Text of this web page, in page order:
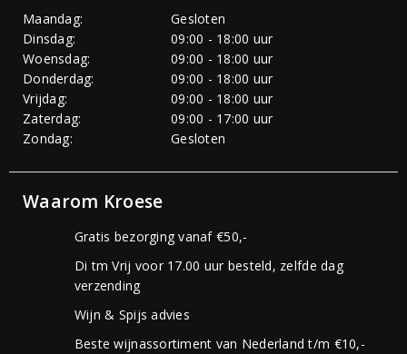
Maandag:
Gesloten
Dinsdag:
09:00 - 18:00 uur
Woensdag:
09:00 - 18:00 uur
Donderdag:
09:00 - 18:00 uur
Vrijdag:
09:00 - 18:00 uur
Zaterdag:
09:00 - 17:00 uur
Zondag:
Gesloten
Waarom Kroese
Gratis bezorging vanaf €50,-
Di tm Vrij voor 17.00 uur besteld, zelfde dag
verzending
Wijn & Spijs advies
Beste wijnassortiment van Nederland t/m €10,-